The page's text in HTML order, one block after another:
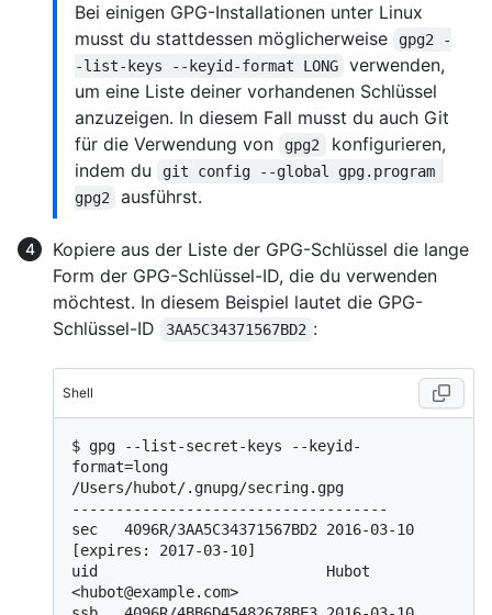
Bei einigen GPG-Installationen unter Linux
musst du stattdessen möglicherweise
gpg2 -
-list-keys --keyid-format LONG
verwenden,
um eine Liste deiner vorhandenen Schlüssel
anzuzeigen. In diesem Fall musst du auch Git
für die Verwendung von
gpg2
konfigurieren,
indem du
git config --global gpg.program
gpg2
ausführst.
Kopiere aus der Liste der GPG-Schlüssel die lange
Form der GPG-Schlüssel-ID, die du verwenden
möchtest. In diesem Beispiel lautet die GPG-
Schlüssel-ID
3AA5C34371567BD2 :
Shell
$ gpg --list-secret-keys --keyid-
format=long
/Users/hubot/.gnupg/secring.gpg
------------------------------------
sec   4096R/3AA5C34371567BD2 2016-03-10
[expires: 2017-03-10]
uid                          Hubot
<hubot@example.com>